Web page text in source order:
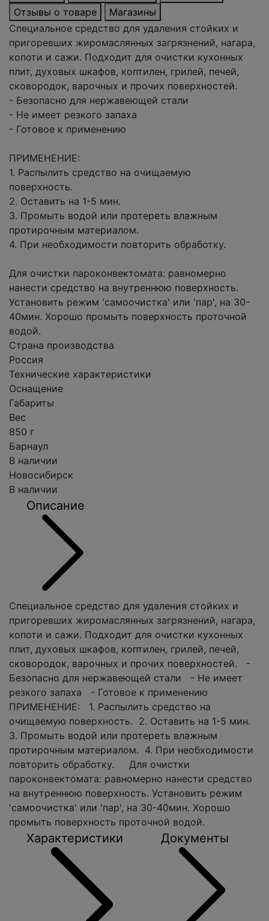
Отзывы о товаре
Магазины
Специальное средство для удаления стойких и
пригоревших жиромаслянных загрязнений, нагара,
копоти и сажи. Подходит для очистки кухонных
плит, духовых шкафов, коптилен, грилей, печей,
сковородок, варочных и прочих поверхностей.
- Безопасно для нержавеющей стали
- Не имеет резкого запаха
- Готовое к применению
ПРИМЕНЕНИЕ:
1. Распылить средство на очищаемую
поверхность.
2. Оставить на 1-5 мин.
3. Промыть водой или протереть влажным
протирочным материалом.
4. При необходимости повторить обработку.
Для очистки пароконвектомата: равномерно
нанести средство на внутреннюю поверхность.
Установить режим 'самоочистка' или 'пар', на 30-
40мин. Хорошо промыть поверхность проточной
водой.
Страна производства
Россия
Технические характеристики
Оснащение
Габариты
Вес
850 г
Барнаул
В наличии
Новосибирск
В наличии
Описание
Специальное средство для удаления стойких и
пригоревших жиромаслянных загрязнений, нагара,
копоти и сажи. Подходит для очистки кухонных
плит, духовых шкафов, коптилен, грилей, печей,
сковородок, варочных и прочих поверхностей. -
Безопасно для нержавеющей стали - Не имеет
резкого запаха - Готовое к применению
ПРИМЕНЕНИЕ: 1. Распылить средство на
очищаемую поверхность. 2. Оставить на 1-5 мин.
3. Промыть водой или протереть влажным
протирочным материалом. 4. При необходимости
повторить обработку. Для очистки
пароконвектомата: равномерно нанести средство
на внутреннюю поверхность. Установить режим
'самоочистка' или 'пар', на 30-40мин. Хорошо
промыть поверхность проточной водой.
Характеристики Документы